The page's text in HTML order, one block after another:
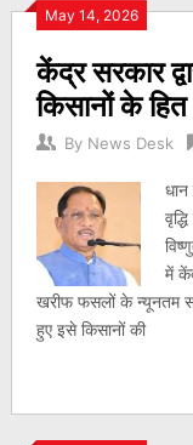
May 14, 2026
केंद्र सरकार
किसानों के
By News Desk
में
खरीफ फसलों के न्यूनतम
हुए इसे किसानों की